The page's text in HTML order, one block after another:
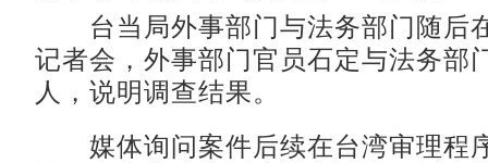
台当局外事部门与法务部门随后
记者会，外事部门官员石定与法务部
人，说明调查结果。
媒体询问案件后续在台湾审理程